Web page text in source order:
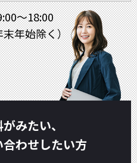
～18:00
年始除く）
みたい、
わせしたい方